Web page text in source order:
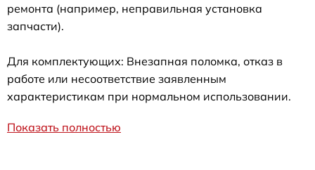
ремонта (например, неправильная установка
запчасти).
Для комплектующих: Внезапная поломка, отказ в
работе или несоответствие заявленным
характеристикам при нормальном использовании.
Показать полностью